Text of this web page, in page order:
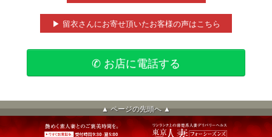
▶ 留衣さんにお寄せ頂いたお客様の声はこちら
✆ お店に電話する
▲ ページの先頭へ ▲